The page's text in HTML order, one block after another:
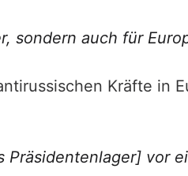
sondern auch für
Kräfte in
Präsidentenlager] vor